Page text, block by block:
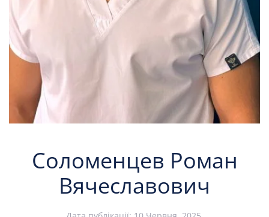
Соломенцев Роман
Вячеславович